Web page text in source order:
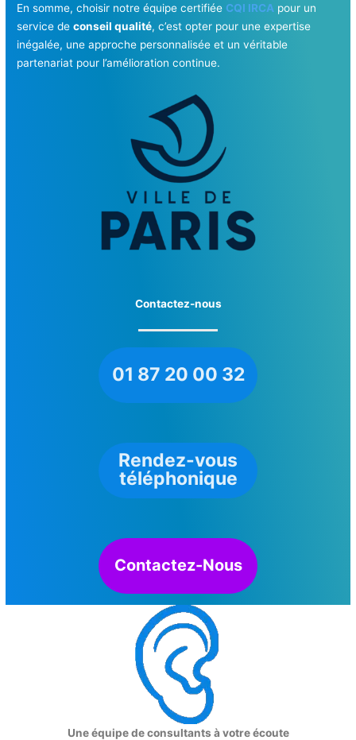
En somme, choisir notre équipe certifiée CQI IRCA pour un
service deconseil qualité, c’est opter pour une expertise
inégalée, une approche personnalisée et un véritable
partenariat pour l’amélioration continue.
Contactez-nous
01 87 20 00 32
Rendez-vous
téléphonique
Contactez-Nous
Une équipe de consultants à votre écoute